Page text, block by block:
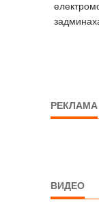
РЕКЛАМА
ВИДЕО